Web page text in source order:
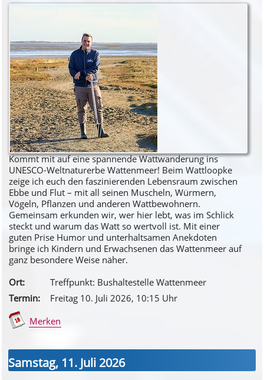
Kommt mit auf eine spannende Wattwanderung ins
UNESCO-Weltnaturerbe Wattenmeer! Beim Wattloopke
zeige ich euch den faszinierenden Lebensraum zwischen
Ebbe und Flut – mit all seinen Muscheln, Würmern,
Vögeln, Pflanzen und anderen Wattbewohnern.
Gemeinsam erkunden wir, wer hier lebt, was im Schlick
steckt und warum das Watt so wertvoll ist. Mit einer
guten Prise Humor und unterhaltsamen Anekdoten
bringe ich Kindern und Erwachsenen das Wattenmeer auf
ganz besondere Weise näher.
Ort:
Treffpunkt: Bushaltestelle Wattenmeer
Termin:
Freitag 10. Juli 2026, 10:15 Uhr
Merken
Samstag, 11. Juli 2026